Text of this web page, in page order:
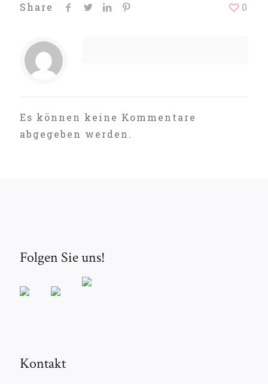
Share 0
Es können keine Kommentare
abgegeben werden.
Folgen Sie uns!
Kontakt